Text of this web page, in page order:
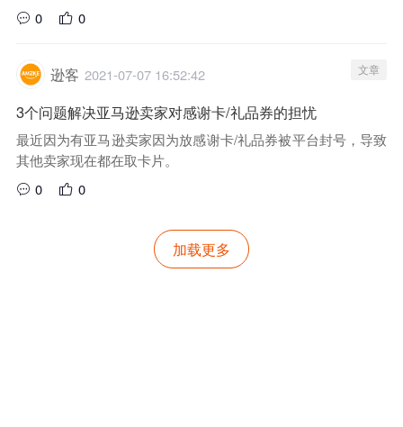
0
0
逊客 2021-07-07 16:52:42 文章
3个问题解决亚马逊卖家对感谢卡/礼品券的担忧
最近因为有亚马逊卖家因为放感谢卡/礼品券被平台封号，导致
其他卖家现在都在取卡片。
0
0
加载更多